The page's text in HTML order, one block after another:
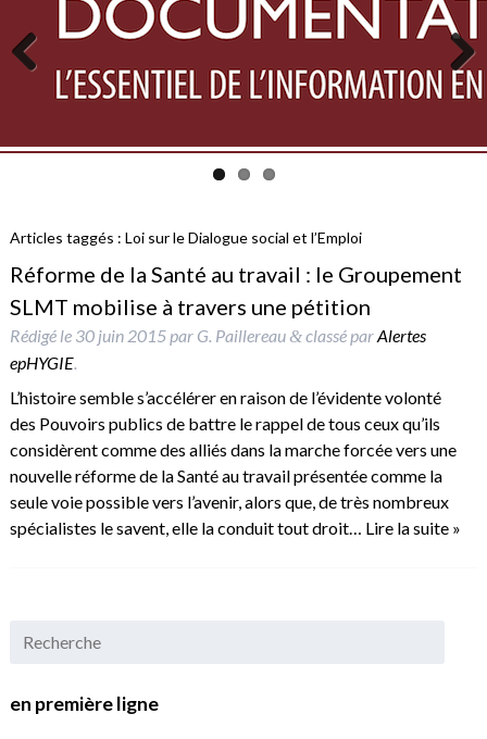
Previous Next
Articles taggés : Loi sur le Dialogue social et l’Emploi
Réforme de la Santé au travail : le Groupement
SLMT mobilise à travers une pétition
Rédigé le 30 juin 2015par G. Paillereau &classé parAlertes
epHYGIE.
L’histoire semble s’accélérer en raison de l’évidente volonté
des Pouvoirs publics de battre le rappel de tous ceux qu’ils
considèrent comme des alliés dans la marche forcée vers une
nouvelle réforme de la Santé au travail présentée comme la
seule voie possible vers l’avenir, alors que, de très nombreux
spécialistes le savent, elle la conduit tout droit… Lire la suite »
en première ligne